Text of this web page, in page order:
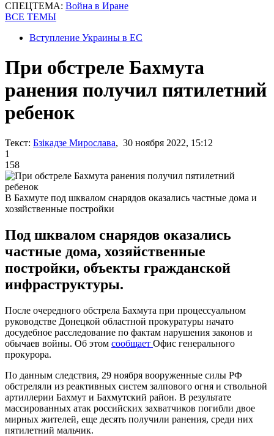
СПЕЦТЕМА: Война в Иране
ВСЕ ТЕМЫ
Вступление Украины в ЕС
При обстреле Бахмута
ранения получил пятилетний
ребенок
Текст: Бзікадзе Мирослава, 30 ноября 2022, 15:12
1
158
В Бахмуте под шквалом снарядов оказались частные дома и
хозяйственные постройки
Под шквалом снарядов оказались
частные дома, хозяйственные
постройки, объекты гражданской
инфраструктуры.
После очередного обстрела Бахмута при процессуальном
руководстве Донецкой областной прокуратуры начато
досудебное расследование по фактам нарушения законов и
обычаев войны. Об этом сообщает Офис генерального
прокурора.
По данным следствия, 29 ноября вооруженные силы РФ
обстреляли из реактивных систем залпового огня и ствольной
артиллерии Бахмут и Бахмутский район. В результате
массированных атак российских захватчиков погибли двое
мирных жителей, еще десять получили ранения, среди них
пятилетний мальчик.